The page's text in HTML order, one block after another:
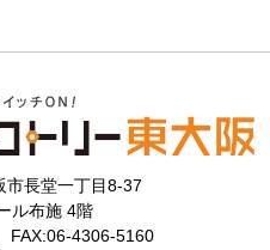
市長堂一丁目8-37
ル布施 4階
4306-5160